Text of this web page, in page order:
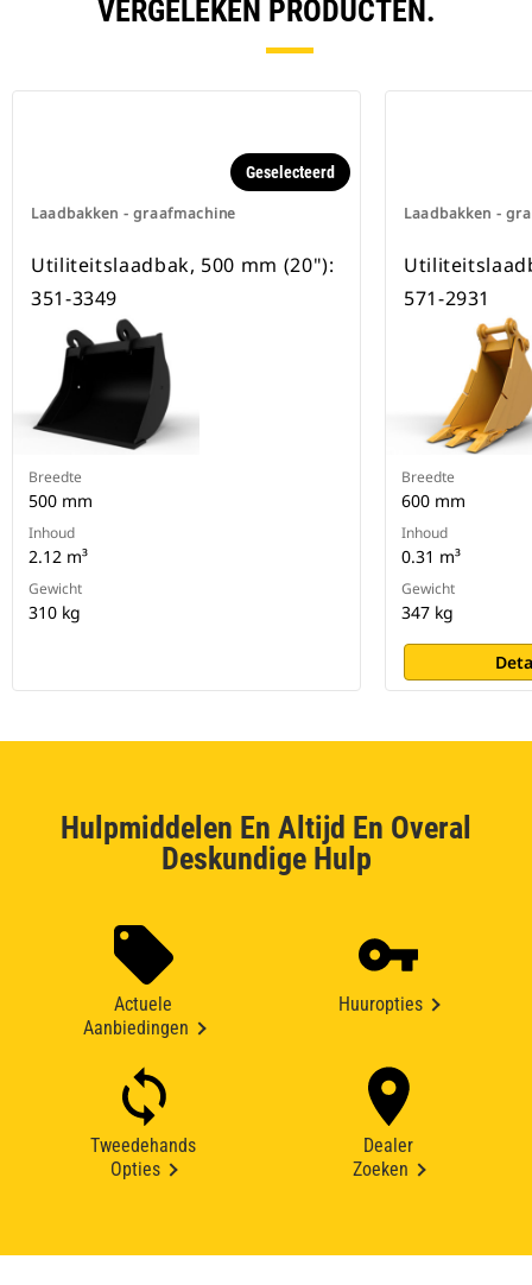
graafmachines op rupsbanden en
op wielen.
VERGELEKEN PRODUCTEN.
Laadbakken - graafmachine
Geselecteerd
Utiliteitslaadbak, 500 mm (20"):
351-3349
Breedte
500 mm
Inhoud
2.12 m³
Gewicht
310 kg
Laadbakken -
571-2931
Breedte
600 mm
Inhoud
0.31 m³
Gewicht
347 kg
Hulpmiddelen En Altijd En Overal
Deskundige Hulp
Actuele
Aanbiedingen
Huuropties
Tweedehands
Opties
Dealer
Zoeken